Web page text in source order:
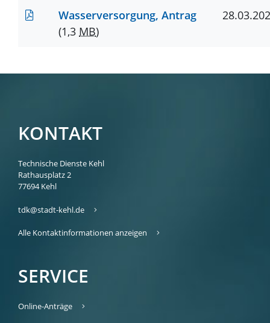
Wasserversorgung, Antrag
(1,3 MB)
KONTAKT
Technische Dienste Kehl
Rathausplatz 2
77694 Kehl
tdk@stadt-kehl.de
Alle Kontaktinformationen anzeigen
SERVICE
Online-Anträge